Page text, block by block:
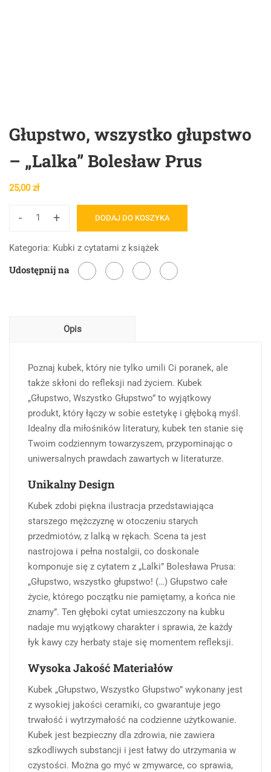
Głupstwo, wszystko głupstwo
– „Lalka” Bolesław Prus
25,00zł
-
ilość
głupstwo
+ DODAJ DO KOSZYKA
Kategoria: Kubki z cytatami z książek
Udostępnij na
Opis
Poznaj kubek, który nie tylko umili Ci poranek, ale
także skłoni do refleksji nad życiem. Kubek
„Głupstwo, Wszystko Głupstwo” to wyjątkowy
produkt, który łączy w sobie estetykę i głęboką myśl.
Idealny dla miłośników literatury, kubek ten stanie się
Twoim codziennym towarzyszem, przypominając o
uniwersalnych prawdach zawartych w literaturze.
Unikalny Design
Kubek zdobi piękna ilustracja przedstawiająca
starszego mężczyznę w otoczeniu starych
przedmiotów, z lalką w rękach. Scena ta jest
nastrojowa i pełna nostalgii, co doskonale
komponuje się z cytatem z „Lalki” Bolesława Prusa:
„Głupstwo, wszystko głupstwo! (…) Głupstwo całe
życie, którego początku nie pamiętamy, a końca nie
znamy”. Ten głęboki cytat umieszczony na kubku
nadaje mu wyjątkowy charakter i sprawia, że każdy
łyk kawy czy herbaty staje się momentem refleksji.
Wysoka Jakość Materiałów
Kubek „Głupstwo, Wszystko Głupstwo” wykonany jest
z wysokiej jakości ceramiki, co gwarantuje jego
trwałość i wytrzymałość na codzienne użytkowanie.
Kubek jest bezpieczny dla zdrowia, nie zawiera
szkodliwych substancji i jest łatwy do utrzymania w
czystości. Można go myć w zmywarce, co sprawia,